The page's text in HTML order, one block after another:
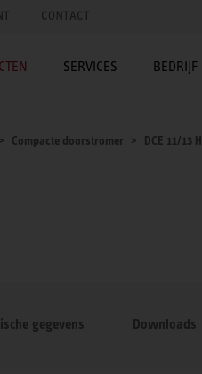
CONTACT
SERVICES BEDRIJF
Compacte doorstromer DCE 11/13 H
gegevens Downloads